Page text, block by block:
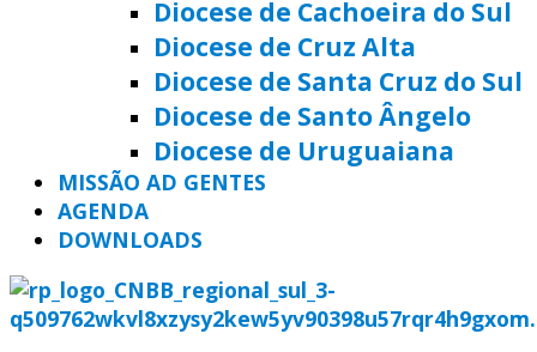
Diocese de Cachoeira do Sul
Diocese de Cruz Alta
Diocese de Santa Cruz do Sul
Diocese de Santo Ângelo
Diocese de Uruguaiana
MISSÃO AD GENTES
AGENDA
DOWNLOADS